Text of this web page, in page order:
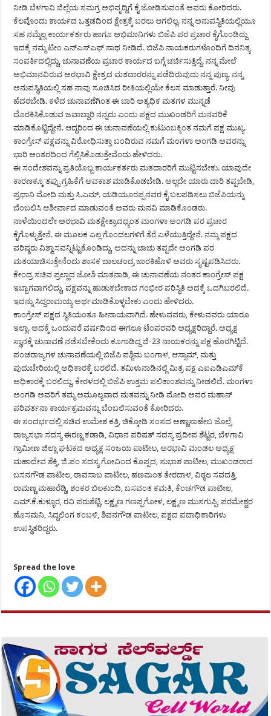
ನೀಡಿ ಬೆಳಗಾವಿ ಜಿಲ್ಲೆಯ ಸಮಗ್ರ ಅಭಿವೃದ್ದಿಗೆ ಕೈ ಜೋಡಿಸುವಂತೆ ಅವರು ಕೋರಿದರು.
ಕೆಲವೊಂದು ಕಾರ್ಯದ ಒತ್ತಡದಿಂದ ಕ್ಷೇತ್ರಕ್ಕೆ ಬರಲು ಆಗಲಿಲ್ಲ. ನನ್ನ ಅನುಪಸ್ಥಿತಿಯಲ್ಲಿಯೂ
ಸಹ ನಮ್ಮೆಲ್ಲ ಕಾರ್ಯಕರ್ತರು ಹಾಗೂ ಅಭಿಮಾನಿಗಳು ಬಿಜೆಪಿ ಪರ ಪ್ರಚಾರ ಕೈಗೊಂಡಿದ್ದು
ಇದಕ್ಕೆ ನಮ್ಮ ಟೀಂ ಎನ್‍ಎಸ್‍ಎಫ್ ಸಾಥ ನೀಡಿದೆ. ಬಿಜೆಪಿ ನಾಯಕರುಗಳೊಂದಿಗೆ ದಿನನಿತ್ಯ
ಸಂಪರ್ಕಿದಲ್ಲಿದ್ದು, ಚುನಾವಣೆಯ ಪ್ರಚಾರ ಕಾರ್ಯದ ಬಗ್ಗೆ ಚರ್ಚಿಸುತ್ತಿದ್ದೆ. ನನ್ನ ಮೇಲೆ
ಅಭಿಮಾನವಿರುವ ಅರಭಾವಿ ಕ್ಷೇತ್ರದ ಮತದಾರರನ್ನು ಪಡೆದಿರುವುದು ನನ್ನ ಪುಣ್ಯ. ನನ್ನ
ಅನುಪಸ್ಥಿತಿಯಲ್ಲಿ ಸಹ ನಾವು ಸೂಚಿಸಿದ ರೀತಿಯಲ್ಲಿಯೇ ಕೆಲಸ ಮಾಡುತ್ತಾರೆ. ನೀವು
ಹೆದರಬೇಡಿ. ಕಳೆದ ಚುನಾವಣೆಗಿಂತ ಈ ಬಾರಿ ಅತ್ಯಧಿಕ ಮತಗಳ ಮುನ್ನಡೆ
ದೊರಕಿಸಿಕೊಡುವ ಜವಾಬ್ದಾರಿ ನನ್ನದು ಎಂದು ಪಕ್ಷದ ಮುಖಂಡರಿಗೆ ಮನವರಿಕೆ
ಮಾಡಿಕೊಟ್ಟಿದ್ದೇನೆ. ಆದ್ದರಿಂದ ಈ ಚುನಾವಣೆಯಲ್ಲಿ ಕುಟುಂಬಕ್ಕಿಂತ ನಮಗೆ ಪಕ್ಷ ಮುಖ್ಯ.
ಕಾಂಗ್ರೇಸ್ ಪಕ್ಷವನ್ನು ವಿರೋಧಿಸುತ್ತಾ ಬಂದಿರುವ ನಮಗೆ ಮಂಗಳಾ ಅಂಗಡಿ ಅವರನ್ನು
ಭಾರಿ ಅಂತರದಿಂದ ಗೆಲ್ಲಿಸಿಕೊಡುತ್ತೇವೆಂದು ಹೇಳಿದರು.
ಈ ಸಂದೇಶವನ್ನು ಪ್ರತಿಯೊಬ್ಬ ಕಾರ್ಯಕರ್ತರು ಮತದಾರರಿಗೆ ಮುಟ್ಟಿಸಬೇಕು. ಯಾವುದೇ
ಕಾರಣಕ್ಕೂ ತಪ್ಪು ಗ್ರಹಿಕೆಗೆ ಅವಕಾಶ ಮಾಡಿಕೊಡಬೇಡಿ. ಅಲ್ಲದೇ ಯಾರು ದಾರಿ ತಪ್ಪಬೇಡಿ,
ಪ್ರಧಾನಿ ಮೋದಿ ಮತ್ತು ಸಿ.ಎಮ್. ಯಡಿಯೂರಪ್ಪನವರ ಕೈ ಬಲಪಡಿಸಲು ಬಿಜೆಪಿಯನ್ನು
ಬೆಂಬಲಿಸಿ ಆಶೀರ್ವಾದ ಮಾಡುವಂತೆ ಅವರು ಮನವಿ ಮಾಡಿಕೊಂಡರು.
ನಾಳೆಯಿಂದಲೇ ಅರಭಾವಿ ಮತಕ್ಷೇತ್ರಾದಧ್ಯಂತ ಮಂಗಳಾ ಅಂಗಡಿ ಪರ ಪ್ರಚಾರ
ಕೈಗೊಳ್ಳುತ್ತೇನೆ. ಈ ಮೂಲಕ ಎಲ್ಲ ಗೊಂದಲಗಳಿಗೆ ತೆರೆ ಎಳೆಯುತ್ತಿದ್ದೇನೆ. ನಮ್ಮ ಪಕ್ಷದ
ವರಿಷ್ಠರು ವಿಶ್ವಾಸವನ್ನಿಟ್ಟುಕೊಂಡಿದ್ದು, ಅದನ್ನು ಚಾಚು ತಪ್ಪದೇ ಅಂಗಡಿ ಪರ
ಮತಯಾಚಿಸುತ್ತೇನೆಂದು ಶಾಸಕ ಬಾಲಚಂದ್ರ ಜಾರಕಿಹೊಳಿ ಅವರು ಸೃಷ್ಟಪಡಿಸಿದರು.
ಕೇಂದ್ರ ಸಚಿವ ಪ್ರಲ್ಹಾದ ಜೋಶಿ ಮಾತನಾಡಿ, ಈ ಚುನಾವಣೆಯ ನಂತರ ಕಾಂಗ್ರೇಸ್ ಪಕ್ಷ
ಇಬ್ಬಾಗವಾಗಲಿದ್ದು, ಪಕ್ಷವನ್ನು ಹುಡುಕಬೇಕಾದ ಗಂಭೀರ ಪರಿಸ್ಥಿತಿ ಅದಕ್ಕೆ ಒದಗಿಬರಲಿದೆ.
ಇದನ್ನು ಸಿದ್ದರಾಮಯ್ಯ ಅರ್ಥಮಾಡಿಕೊಳ್ಳಬೇಕು ಎಂದು ಹೇಳಿದರು.
ಕಾಂಗ್ರೇಸ್ ಪಕ್ಷದ ಸ್ಥಿತಿಯಂತೂ ಹೀನಾಯವಾಗಿದೆ. ಹೇಳುವವರು, ಕೇಳುವವರು ಯಾರೂ
ಇಲ್ಲಾ. ಅದಕ್ಕೆ ಒಂದುವರೆ ವರ್ಷದಿಂದ ಈಗಲೂ ಟೆಂಪರವರಿ ಅಧ್ಯಕ್ಷರಿದ್ದಾರೆ. ಅಧ್ಯಕ್ಷ
ಸ್ಥಾನಕ್ಕೆ ಚುನಾವಣೆ ನಡೆಸಬೇಕೆಂದು ಕೂಗಾಡಿದ್ದ ಜಿ-23 ನಾಯಕರನ್ನು ಪಕ್ಷ ಹೊರಗಿಟ್ಟಿದೆ.
ಪಂಚರಾಜ್ಯಗಳ ಚುನಾವಣೆಯಲ್ಲಿ ಬಿಜೆಪಿ ಪಶ್ಚಿಮ ಬಂಗಾಳ, ಆಸ್ಸಾಮ್, ಮತ್ತು
ಪುದುಚೇರಿಯಲ್ಲಿ ಅಧಿಕಾರಕ್ಕೆ ಬರಲಿದೆ. ತಮಿಳುನಾಡಿನಲ್ಲಿ ಮಿತ್ರ ಪಕ್ಷ ಎಐಎಡಿಎಮ್‍ಕೆ
ಅಧಿಕಾರಕ್ಕೆ ಬರಲಿದ್ದು, ಕೇರಳದಲ್ಲಿ ಬಿಜೆಪಿ ಉತ್ತಮ ಪಲಿತಾಂಶವನ್ನು ನೀಡಲಿದೆ. ಮಂಗಳಾ
ಅಂಗಡಿ ಅವರಿಗೆ ತಮ್ಮ ಅಮೂಲ್ಯವಾದ ಮತವನ್ನು ನೀಡಿ ಮೋದಿ ಅವರ ಮಹಾನ್
ಪರಿವರ್ತನಾ ಕಾರ್ಯಕ್ರಮವನ್ನು ಬೆಂಬಲಿಸುವಂತೆ ಕೋರಿದರು.
ಈ ಸಂದರ್ಭದಲ್ಲಿ ಸಚಿವ ಉಮೇಶ ಕತ್ತಿ, ಚಿಕ್ಕೋಡಿ ಸಂಸದ ಅಣ್ಣಾಸಾಹೇಬ ಜೊಲ್ಲೆ,
ರಾಜ್ಯಸಭಾ ಸದಸ್ಯ ಈರಣ್ಣ ಕಡಾಡಿ, ವಿಧಾನ ಪರಿಷತ್ ಸದಸ್ಯ ಪ್ರದೀಪ ಶೆಟ್ಟರ, ಬೆಳಗಾವಿ
ಗ್ರಾಮೀಣ ಜಿಲ್ಲಾ ಘಟಕದ ಅಧ್ಯಕ್ಷ ಸಂಜಯ ಪಾಟೀಲ, ಅರಭಾವಿ ಮಂಡಲ ಅಧ್ಯಕ್ಷ
ಮಹಾದೇವ ಶೆಕ್ಕಿ, ಜಿ.ಪಂ ಸದಸ್ಯ ಗೋವಿಂದ ಕೊಪ್ಪದ, ಸುಭಾಶ ಪಾಟೀಲ, ಮುಖಂಡರಾದ
ಬಸನಗೌಡ ಪಾಟೀಲ, ರಾವಸಾಬ ಪಾಟೀಲ, ಹಣಮಂತ ತೇರದಾಳ, ವಿಠ್ಠಲ ಸವದತ್ತಿ,
ರಾಮಣ್ಣ ಮಹಾರೆಡ್ಡಿ, ಶಂಕರ ಬಿಲಕುಂದಿ, ಬಸವಂತ ಕಮತಿ, ಕೆಂಚಗೌಡ ಪಾಟೀಲ,
ಎಮ್.ಕೆ.ಕುಳ್ಳೂರ, ರವಿ ಪರುಶೆಟ್ಟಿ, ಲಕ್ಷ್ಮಣ ಗಣಪ್ಪಗೋಳ, ಲಕ್ಷ್ಮಣ ಮುಸಗುಪ್ಪಿ, ಪರಮೇಶ್ವರ
ಹೊಸಮನಿ, ಸಿದ್ದಲಿಂಗ ಕಂಬಳಿ, ಶಿವನಗೌಡ ಪಾಟೀಲ, ಪಕ್ಷದ ಪದಾಧಿಕಾರಿಗಳು
ಉಪಸ್ಥಿತರಿದ್ದರು.
Spread the love